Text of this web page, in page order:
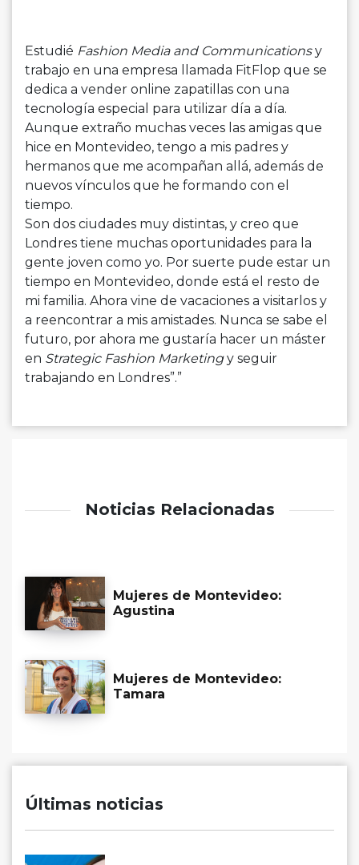
Estudié Fashion Media and Communicationsy
trabajo en una empresa llamada FitFlop que se
dedica a vender online zapatillas con una
tecnología especial para utilizar día a día.
Aunque extraño muchas veces las amigas que
hice en Montevideo, tengo a mis padres y
hermanos que me acompañan allá, además de
nuevos vínculos que he formando con el
tiempo.
Son dos ciudades muy distintas, y creo que
Londres tiene muchas oportunidades para la
gente joven como yo. Por suerte pude estar un
tiempo en Montevideo, donde está el resto de
mi familia. Ahora vine de vacaciones a visitarlos y
a reencontrar a mis amistades. Nunca se sabe el
futuro, por ahora me gustaría hacer un máster
en Strategic Fashion Marketingy seguir
trabajando en Londres”.”
Noticias Relacionadas
Mujeres de Montevideo:
Agustina
Mujeres de Montevideo:
Tamara
Últimas noticias